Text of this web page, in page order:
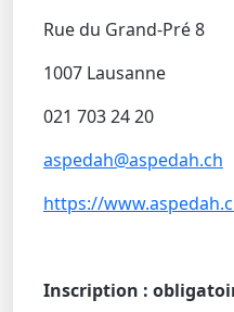
Rue du Grand-Pré 8
1007 Lausanne
021 703 24 20
aspedah@aspedah.ch
https://
Inscription :